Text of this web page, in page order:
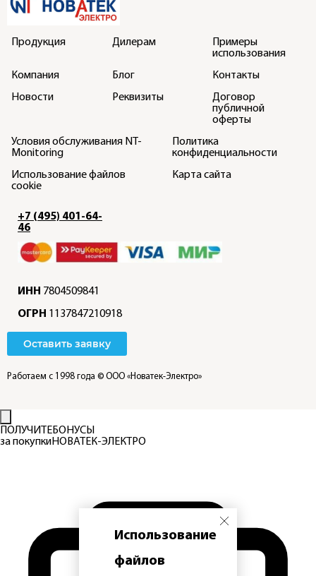
Продукция Дилерам
Примеры
использования
Компания
Блог
Контакты
Новости
Реквизиты
Договор
публичной
оферты
Условия обслуживания NT-
Monitoring
Политика
конфиденциальности
Использование файлов
cookie
Карта сайта
+7 (495) 401-64-
46
ИНН 7804509841
ОГРН 1137847210918
Оставить заявку
Работаем с 1998 года © ООО «Новатек-Электро»
Использование
файлов
ПОЛУЧИТЕБОНУСЫ
за покупкиНОВАТЕК-ЭЛЕКТРО